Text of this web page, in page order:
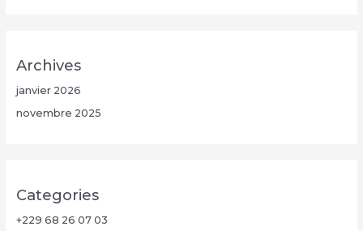
Archives
janvier 2026
novembre 2025
Categories
+229 68 26 07 03